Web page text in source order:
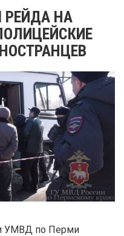
РЕЙДА НА
и УМВД по Перми